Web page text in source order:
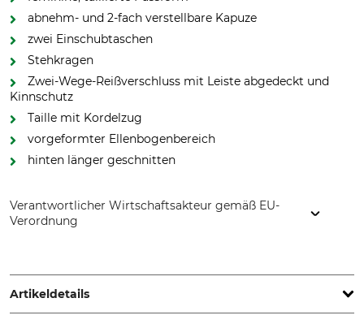
abnehm- und 2-fach verstellbare Kapuze
zwei Einschubtaschen
Stehkragen
Zwei-Wege-Reißverschluss mit Leiste abgedeckt und
Kinnschutz
Taille mit Kordelzug
vorgeformter Ellenbogenbereich
hinten länger geschnitten
Verantwortlicher Wirtschaftsakteur gemäß EU-
Verordnung
28876 Oyten, Germany, www.overhues-schuessler.de
Artikeldetails